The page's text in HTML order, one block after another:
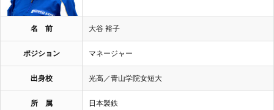
名 前 大谷 裕子
ポジション マネージャー
出身校 光高／青山学院女短大
所 属 日本製鉄